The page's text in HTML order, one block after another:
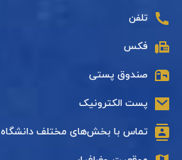
تلفن
فکس
صندوق پستی
پست الکترونیک
تماس با بخش‌های مختلف دانشگاه